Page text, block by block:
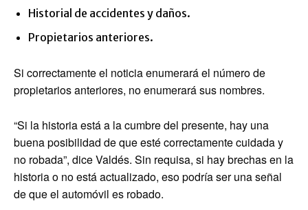
Historial de accidentes y daños.
Propietarios anteriores.
Si correctamente el noticia enumerará el número de
propietarios anteriores, no enumerará sus nombres.
“Si la historia está a la cumbre del presente, hay una
buena posibilidad de que esté correctamente cuidada y
no robada”, dice Valdés. Sin requisa, si hay brechas en la
historia o no está actualizado, eso podría ser una señal
de que el automóvil es robado.